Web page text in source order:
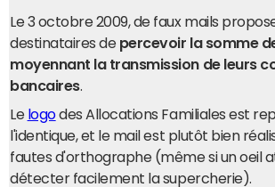
Le 3 octobre 2009, de faux mails
destinataires de percevoir la somme
moyennant la transmission de leurs
bancaires.
Le logodes Allocations Familiales est
l'identique, et le mail est plutôt bien
fautes d'orthographe (même si un oeil
détecter facilement la supercherie).